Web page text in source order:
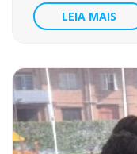
LEIA MAIS